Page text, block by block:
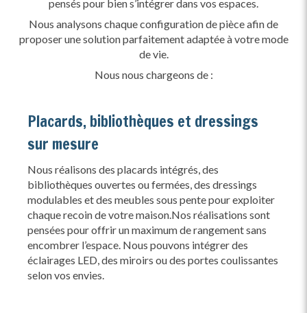
pensés pour bien s’intégrer dans vos espaces.
Nous analysons chaque configuration de pièce afin de
proposer une solution parfaitement adaptée à votre mode
de vie.
Nous nous chargeons de :
Placards, bibliothèques et dressings
sur mesure
Nous réalisons des placards intégrés, des
bibliothèques ouvertes ou fermées, des dressings
modulables et des meubles sous pente pour exploiter
chaque recoin de votre maison.Nos réalisations sont
pensées pour offrir un maximum de rangement sans
encombrer l’espace. Nous pouvons intégrer des
éclairages LED, des miroirs ou des portes coulissantes
selon vos envies.